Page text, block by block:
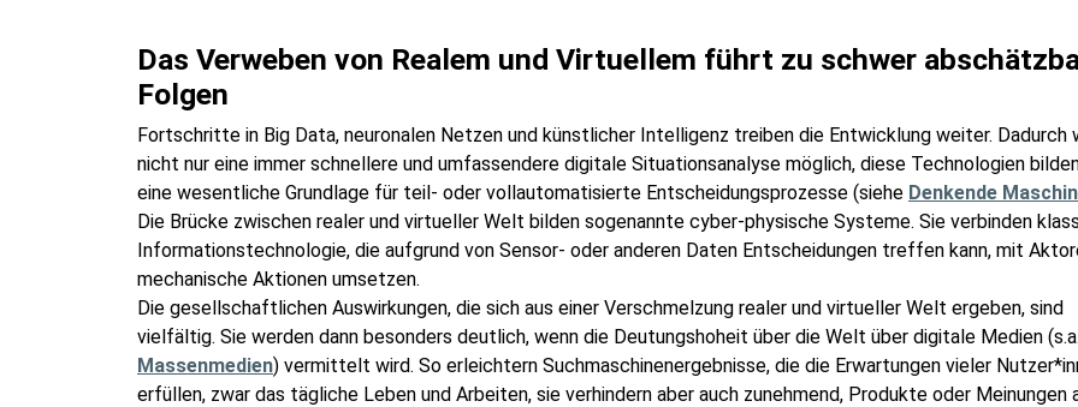
Das Verweben von Realem und Virtuellem führt zu schwer
Folgen
Fortschritte in Big Data, neuronalen Netzen und künstlicher Intelligenz treiben die Entwicklung weiter. Dadurch
nicht nur eine immer schnellere und umfassendere digitale Situationsanalyse möglich, diese Technologien
eine wesentliche Grundlage für teil- oder vollautomatisierte Entscheidungsprozesse (siehe Denkende
Die Brücke zwischen realer und virtueller Welt bilden sogenannte cyber-physische Systeme. Sie verbinden
Informationstechnologie, die aufgrund von Sensor- oder anderen Daten Entscheidungen treffen kann, mit
mechanische Aktionen umsetzen.
Die gesellschaftlichen Auswirkungen, die sich aus einer Verschmelzung realer und virtueller Welt ergeben, sind
vielfältig. Sie werden dann besonders deutlich, wenn die Deutungshoheit über die Welt über digitale Medien
Massenmedien) vermittelt wird. So erleichtern Suchmaschinenergebnisse, die die Erwartungen vieler
erfüllen, zwar das tägliche Leben und Arbeiten, sie verhindern aber auch zunehmend, Produkte oder Meinungen